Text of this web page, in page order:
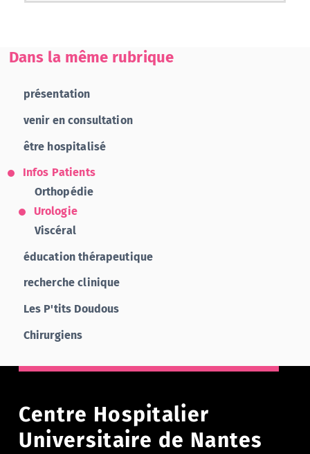
Dans la même rubrique
présentation
venir en consultation
être hospitalisé
Infos Patients
Orthopédie
Urologie
Viscéral
éducation thérapeutique
recherche clinique
Les P'tits Doudous
Chirurgiens
Centre Hospitalier
Universitaire de Nantes